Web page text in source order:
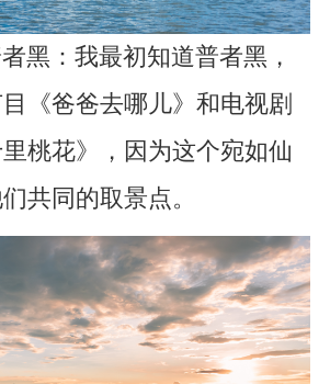
黑：我最初知道普者黑，
《爸爸去哪儿》和电视剧
里桃花》，因为这个宛如仙
共同的取景点。